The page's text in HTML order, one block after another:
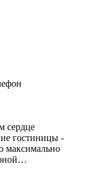
сердце
гостиницы -
максимально